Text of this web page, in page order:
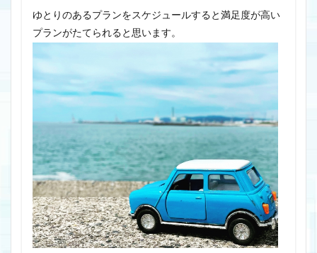
ゆとりのあるプランをスケジュールすると満足度が高い
プランがたてられると思います。